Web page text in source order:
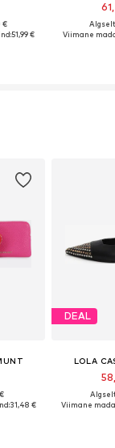
€
51,99 €
Viimane
31,48 €
DEAL
LOLA
Viimane